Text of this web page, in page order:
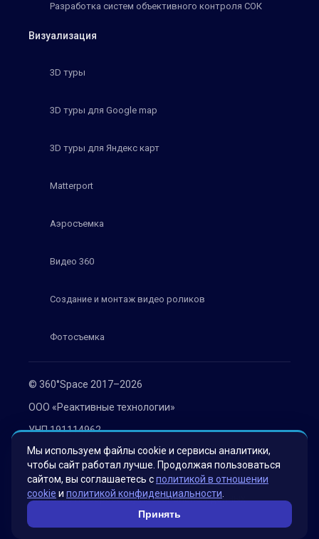
© 360°Space 2017–2026
ООО «Реактивные технологии»
УНП 191114962
г. Минск, ул. Мележа 1, офис 402
Политика конфиденциальности
Согласие на обработку персональных данных
Разработка систем объективного контроля СОК
Визуализация
3D туры
3D туры для Google map
3D туры для Яндекс карт
Matterport
Аэросъемка
Видео 360
Создание и монтаж видео роликов
Фотосъемка
Мы используем файлы cookie и сервисы аналитики,
чтобы сайт работал лучше. Продолжая пользоваться
сайтом, вы соглашаетесь сполитикой в отношении
cookie и политикой конфиденциальности
Принять